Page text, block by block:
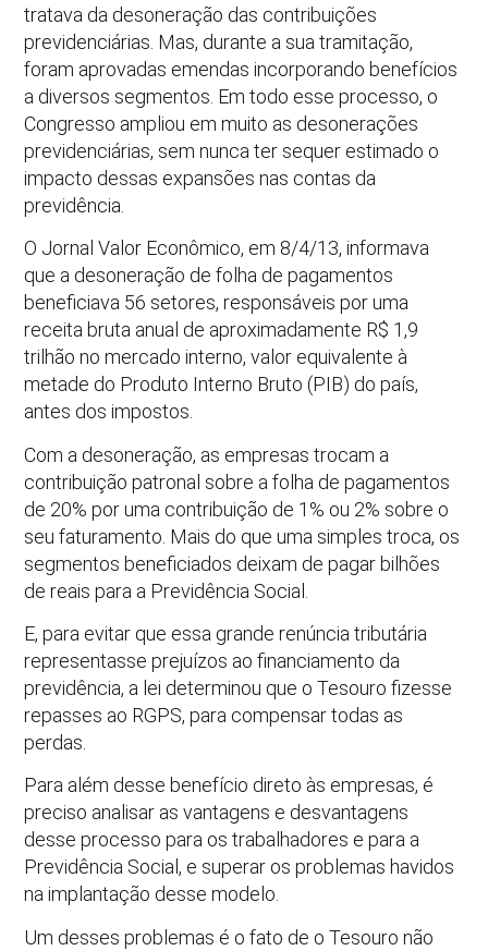
tratava da desoneração das contribuições
previdenciárias. Mas, durante a sua tramitação,
foram aprovadas emendas incorporando benefícios
a diversos segmentos. Em todo esse processo, o
Congresso ampliou em muito as desonerações
previdenciárias, sem nunca ter sequer estimado o
impacto dessas expansões nas contas da
previdência.
O Jornal Valor Econômico, em 8/4/13, informava
que a desoneração de folha de pagamentos
beneficiava 56 setores, responsáveis por uma
receita bruta anual de aproximadamente R$ 1,9
trilhão no mercado interno, valor equivalente à
metade do Produto Interno Bruto (PIB) do país,
antes dos impostos.
Com a desoneração, as empresas trocam a
contribuição patronal sobre a folha de pagamentos
de 20% por uma contribuição de 1% ou 2% sobre o
seu faturamento. Mais do que uma simples troca, os
segmentos beneficiados deixam de pagar bilhões
de reais para a Previdência Social.
E, para evitar que essa grande renúncia tributária
representasse prejuízos ao financiamento da
previdência, a lei determinou que o Tesouro fizesse
repasses ao RGPS, para compensar todas as
perdas.
Para além desse benefício direto às empresas, é
preciso analisar as vantagens e desvantagens
desse processo para os trabalhadores e para a
Previdência Social, e superar os problemas havidos
na implantação desse modelo.
Um desses problemas é o fato de o Tesouro não